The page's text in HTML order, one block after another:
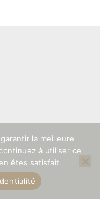
la meilleure
à utiliser ce
êtes satisfait.